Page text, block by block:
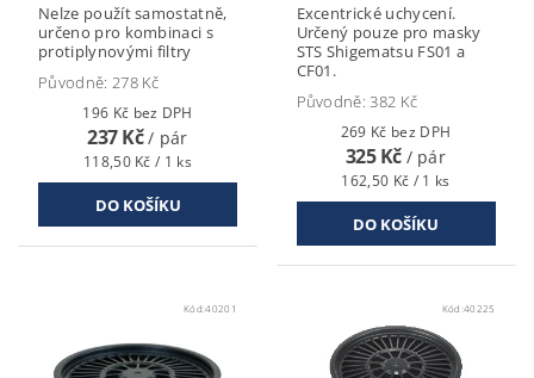
Nelze použít samostatně,
určeno pro kombinaci s
protiplynovými filtry
Původně: 278 Kč
196 Kč bez DPH
237 Kč/ pár
118,50 Kč / 1 ks
Excentrické uchycení.
Určený pouze pro masky
STS Shigematsu FS01 a
CF01.
Původně:382 Kč
269 Kč bez DPH
325 Kč / pár
162,50 Kč / 1 ks
Kód:40201 Kód: 40225